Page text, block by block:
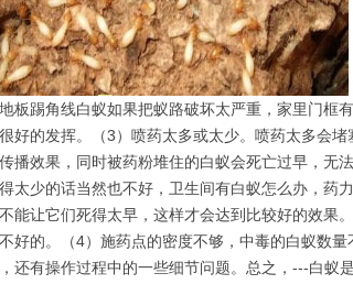
板踢角线白蚁如果把蚁路破坏太严重，家里门框
好的发挥。（3）喷药太多或太少。喷药太多会堵
播效果，同时被药粉堆住的白蚁会死亡过早，无
太少的话当然也不好，卫生间有白蚁怎么办，药
能让它们死得太早，这样才会达到比较好的效果
好的。（4）施药点的密度不够，中毒的白蚁数
还有操作过程中的一些细节问题。总之，---白蚁